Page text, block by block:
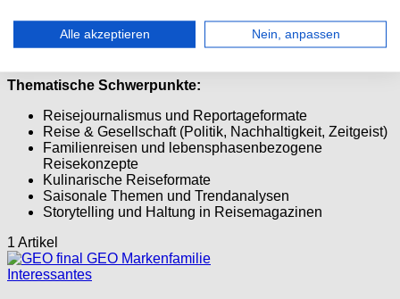
Leser langfristig binden. Reise versteht sie als redaktionelle
Bühne, auf der Haltung, Zeitgeist und Storytelling
Thematische Schwerpunkte:
Reisejournalismus und Reportageformate
Reise & Gesellschaft (Politik, Nachhaltigkeit, Zeitgeist)
Familienreisen und lebensphasenbezogene
Reisekonzepte
Kulinarische Reiseformate
Saisonale Themen und Trendanalysen
Storytelling und Haltung in Reisemagazinen
1 Artikel
Interessantes
Alle akzeptieren Nein, anpassen